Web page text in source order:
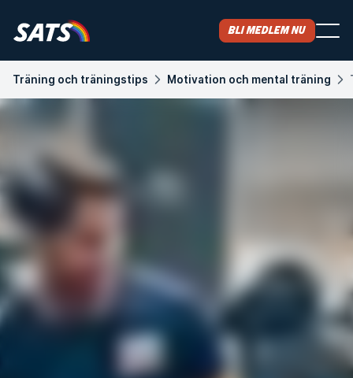
Bli medlem nu
Träning och träningstips Motivation och mental träning